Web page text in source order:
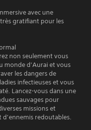
avec une
gratifiant pour les
non seulement vous
monde d’Aurai et vous
les dangers de
infectieuses et vous
Lancez-vous dans une
sauvages pour
missions et
redoutables.